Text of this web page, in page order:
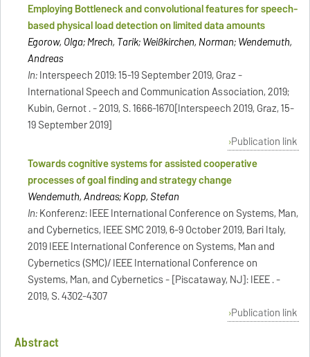
Employing Bottleneck and convolutional features for speech-
based physical load detection on limited data amounts
Egorow, Olga; Mrech, Tarik; Weißkirchen, Norman; Wendemuth,
Andreas
In:Interspeech 2019: 15-19 September 2019, Graz -
International Speech and Communication Association, 2019;
Kubin, Gernot . - 2019, S. 1666-1670[Interspeech 2019, Graz, 15-
19 September 2019]
Publication link
Towards cognitive systems for assisted cooperative
processes of goal finding and strategy change
Wendemuth, Andreas; Kopp, Stefan
In:Konferenz: IEEE International Conference on Systems, Man,
and Cybernetics, IEEE SMC 2019, 6-9 October 2019, Bari Italy,
2019 IEEE International Conference on Systems, Man and
Cybernetics (SMC)/ IEEE International Conference on
Systems, Man, and Cybernetics - [Piscataway, NJ]: IEEE . -
2019, S. 4302-4307
Publication link
Abstract